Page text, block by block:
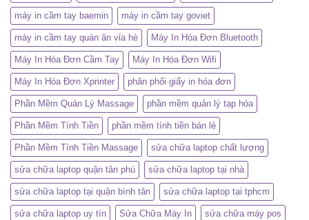
máy in cầm tay baemin máy in cầm tay goviet
máy in cầm tay quán ăn vỉa hè Máy In Hóa Đơn Bluetooth
Máy In Hóa Đơn Cầm Tay Máy In Hóa Đơn Wifi
Máy In Hóa Đơn Xprinter phân phối giấy in hóa đơn
Phần Mềm Quản Lý Massage phần mềm quản lý tạp hóa
Phần Mềm Tính Tiền phần mềm tính tiền bán lẻ
Phần Mềm Tính Tiền Massage sửa chữa laptop chất lượng
sửa chữa laptop quận tân phú sửa chữa laptop tại nhà
sửa chữa laptop tại quận bình tân sửa chữa laptop tại tphcm
sửa chữa laptop uy tín Sửa Chữa Máy In sửa chữa máy pos